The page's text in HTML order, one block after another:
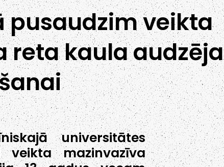
veikta
reta kaula audzēja
universitātes
mazinvazīva